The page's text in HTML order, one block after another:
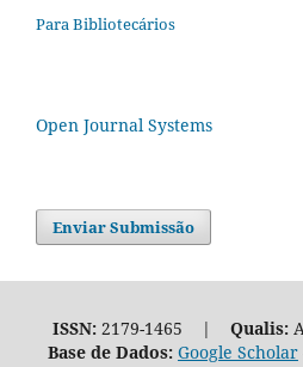
Para Bibliotecários
Open Journal Systems
Enviar Submissão
ISSN:2179-1465 | Qualis:
Base de Dados: Google Scholar